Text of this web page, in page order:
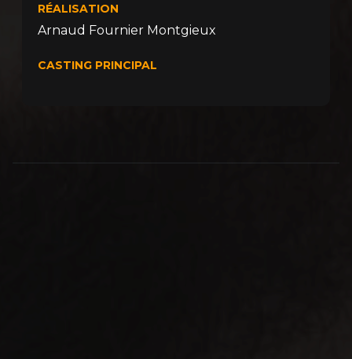
RÉALISATION
Arnaud Fournier Montgieux
CASTING PRINCIPAL